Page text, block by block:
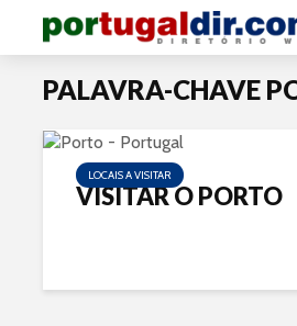
PALAVRA-CHAVE
LOCAIS A VISITAR
VISITAR O PORTO